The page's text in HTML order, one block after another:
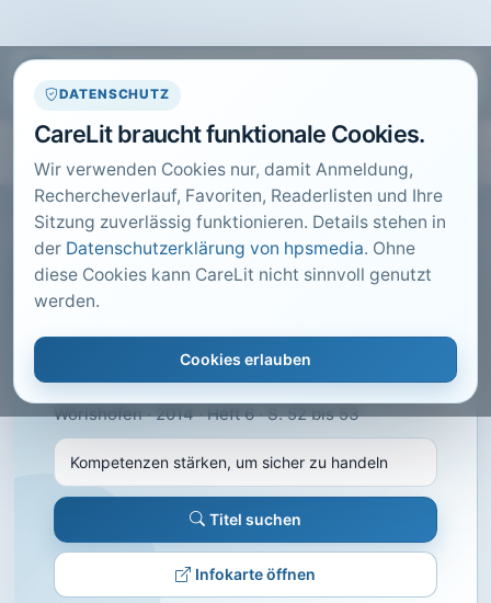
DATENSCHUTZ
CareLit braucht funktionale Cookies.
Wir verwenden Cookies nur, damit Anmeldung,
Rechercheverlauf, Favoriten, Readerlisten und Ihre
Sitzung zuverlässig funktionieren. Details stehen in
der Datenschutzerklärung von hpsmedia. Ohne
diese Cookies kann CareLit nicht sinnvoll genutzt
werden.
Cookies erlauben
CARELIT FACHARTIKEL
Kompetenzen stärken, um
sicher zu handeln
Wörishofen · 2014 · Heft 6 · S. 52 bis 53
Titel suchen
Infokarte öffnen